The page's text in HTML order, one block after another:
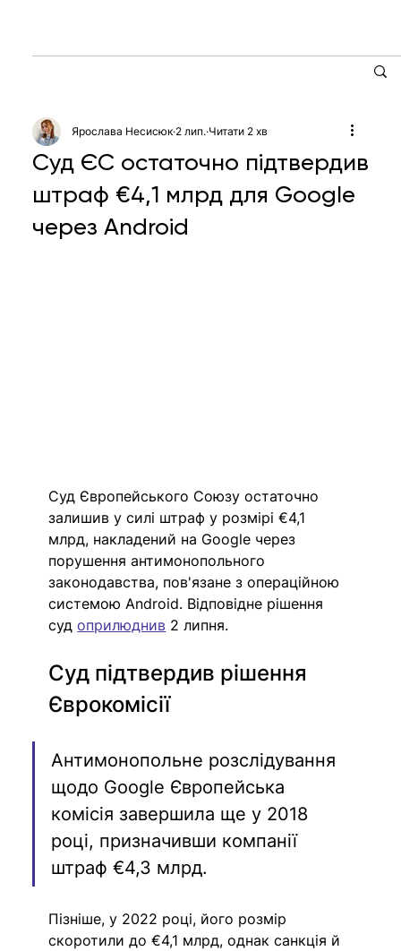
Суд ЄС остаточно підтвердив
штраф €4,1 млрд для Google
через Android
Ярослава Несисюк 2 лип. Читати 2 хв
Суд Європейського Союзу остаточно
залишив у силі штраф у розмірі €4,1
млрд, накладений на Google через
порушення антимонопольного
законодавства, пов'язане з операційною
системою Android. Відповідне рішення
суд оприлюднив 2 липня.
Суд підтвердив рішення
Єврокомісії
Антимонопольне розслідування
щодо Google Європейська
комісія завершила ще у 2018
році, призначивши компанії
штраф €4,3 млрд.
Пізніше, у 2022 році, його розмір
скоротили до €4,1 млрд, однак санкція й